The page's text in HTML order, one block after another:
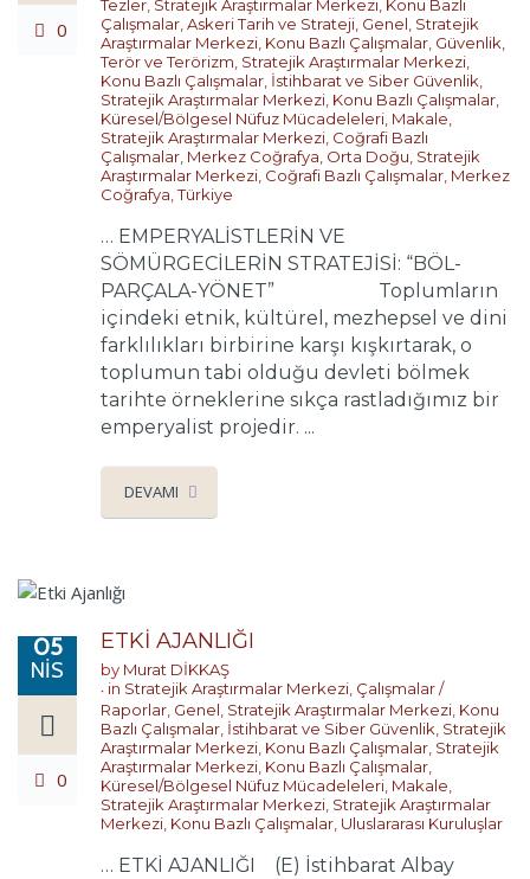
0
Tezler Stratejik Araştırmalar Merkezi Konu Bazlı
Çalışmalar Askeri Tarih ve Strateji Genel Stratejik
Araştırmalar Merkezi Konu Bazlı Çalışmalar Güvenlik,
Terör ve Terörizm Stratejik Araştırmalar Merkezi
Konu Bazlı Çalışmalar İstihbarat ve Siber Güvenlik
Stratejik Araştırmalar Merkezi Konu Bazlı Çalışmalar
Küresel/Bölgesel Nüfuz Mücadeleleri Makale
Stratejik Araştırmalar Merkezi Coğrafi Bazlı
Çalışmalar Merkez Coğrafya Orta Doğu Stratejik
Araştırmalar Merkezi Coğrafi Bazlı Çalışmalar Merkez
Coğrafya ,Türkiye
… EMPERYALİSTLERİN VE
SÖMÜRGECİLERİN STRATEJİSİ: “BÖL-
PARÇALA-YÖNET” Toplumların
içindeki etnik, kültürel, mezhepsel ve dini
farklılıkları birbirine karşı kışkırtarak, o
toplumun tabi olduğu devleti bölmek
tarihte örneklerine sıkça rastladığımız bir
emperyalist projedir. ...
DEVAMI
05
NIS
0
ETKİ AJANLIĞI
by Murat DİKKAŞ
in Stratejik Araştırmalar Merkezi, Çalışmalar /
Raporlar, Genel, Stratejik Araştırmalar Merkezi, Konu
Bazlı Çalışmalar, İstihbarat ve Siber Güvenlik, Stratejik
Araştırmalar Merkezi, Konu Bazlı Çalışmalar, Stratejik
Araştırmalar Merkezi, Konu Bazlı Çalışmalar,
Küresel/Bölgesel Nüfuz Mücadeleleri, Makale,
Stratejik Araştırmalar Merkezi, Stratejik Araştırmalar
Merkezi, Konu Bazlı Çalışmalar, Uluslararası Kuruluşlar
… ETKİ AJANLIĞI (E) İstihbarat Albay